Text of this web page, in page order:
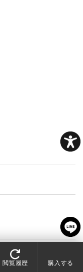
閲覧履歴 購入する